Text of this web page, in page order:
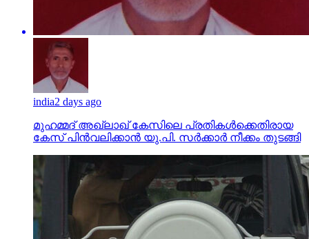
india2 days ago
മുഹമ്മദ് അഖ്‌ലാഖ് കേസിലെ പ്രതികള്‍ക്കെതിരായ
കേസ് പിന്‍വലിക്കാന്‍ യു.പി. സര്‍ക്കാര്‍ നീക്കം തുടങ്ങി